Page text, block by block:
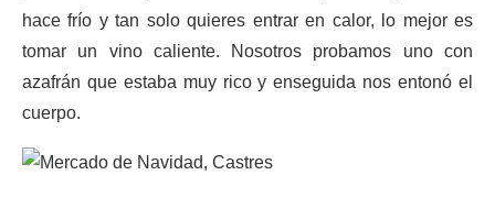
hace frío y tan solo quieres entrar en calor, lo mejor es
tomar un vino caliente. Nosotros probamos uno con
azafrán que estaba muy rico y enseguida nos entonó el
cuerpo.